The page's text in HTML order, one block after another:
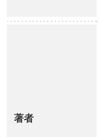
著者